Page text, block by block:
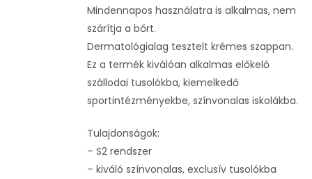
Mindennapos használatra is alkalmas, nem
szárítja a bőrt.
Dermatológialag tesztelt krémes szappan.
Ez a termék kiválóan alkalmas előkelő
szállodai tusolókba, kiemelkedő
sportintézményekbe, színvonalas iskolákba.
Tulajdonságok:
– S2 rendszer
– kiváló színvonalas, exclusív tusolókba